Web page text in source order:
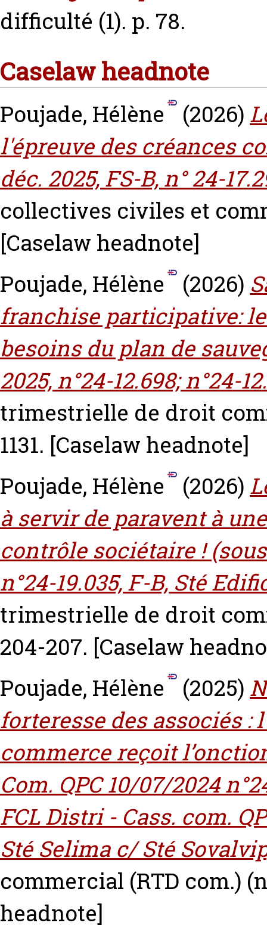
difficulté (1). p. 78.
Caselaw headnote
Poujade, Hélène (2026)
l'épreuve des créances
déc. 2025, FS-B, n° 24-
collectives civiles et
[Caselaw headnote]
Poujade, Hélène
(2026)
franchise participative:
besoins du plan de
2025, n°24-12.698; n°24-
trimestrielle de droit
1131. [Caselaw headnote]
Poujade, Hélène
(2026)
à servir de paravent à
contrôle sociétaire !
n°24-19.035, F-B, Sté
trimestrielle de droit
204-207. [Caselaw
Poujade, Hélène
(2025)
forteresse des associés :
commerce reçoit
Com. QPC 10/07/2024
FCL Distri - Cass. com.
Sté Selima c/ Sté
commercial (RTD com.)
headnote]